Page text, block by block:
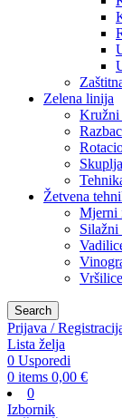
Zelena linija
Kružni
Žetvena
Mjerni
Silažni
Vršilice
Search
Prijava /
Lista želja
0 Usporedi
0 items 0,00 €
0
Izbornik